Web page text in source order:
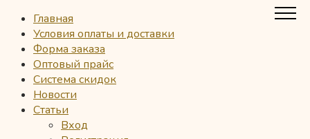
Главная
Условия оплаты и доставки
Форма заказа
Оптовый прайс
Система скидок
Новости
Статьи
Вход